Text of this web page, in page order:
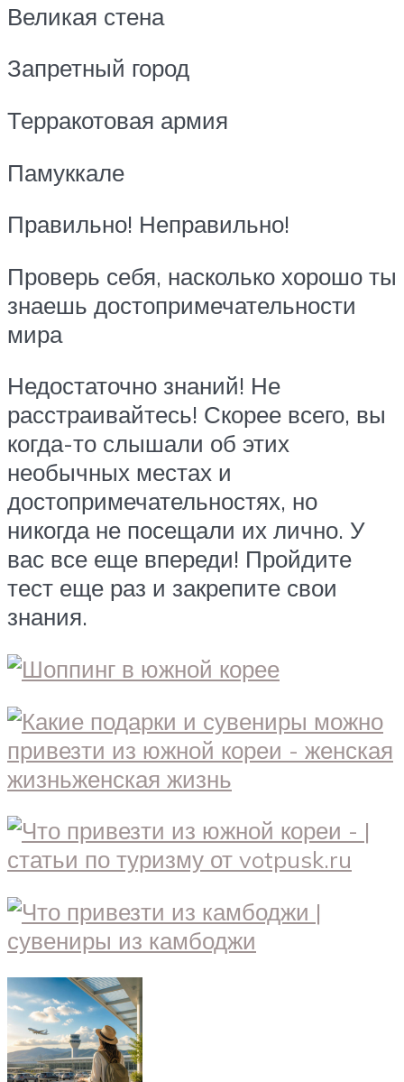
Великая стена
Запретный город
Терракотовая армия
Памуккале
Правильно! Неправильно!
Проверь себя, насколько хорошо ты
знаешь достопримечательности
мира
Недостаточно знаний! Не
расстраивайтесь! Скорее всего, вы
когда-то слышали об этих
необычных местах и
достопримечательностях, но
никогда не посещали их лично. У
вас все еще впереди! Пройдите
тест еще раз и закрепите свои
знания.